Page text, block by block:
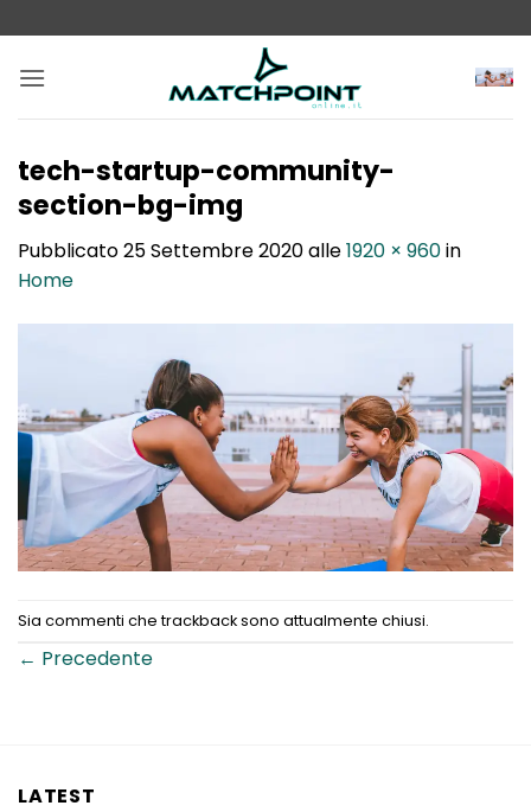
ai
contenuti
tech-startup-community-
section-bg-img
Pubblicato25 Settembre 2020alle1920 × 960in
Home
Sia commenti che trackback sono attualmente chiusi.
← Precedente
LATEST